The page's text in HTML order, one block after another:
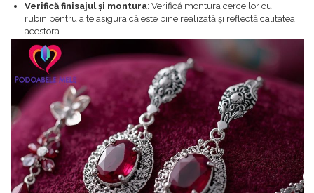
Verifică finisajul și montura: Verifică montura cerceilor cu
rubin pentru a te asigura că este bine realizată și reflectă calitatea
acestora.